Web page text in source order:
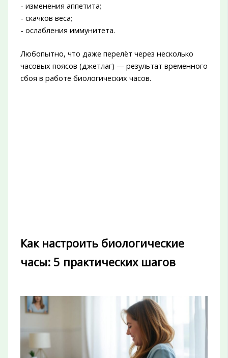
- изменения аппетита;
- скачков веса;
- ослабления иммунитета.
Любопытно, что даже перелёт через несколько
часовых поясов (джетлаг) — результат временного
сбоя в работе биологических часов.
Как настроить биологические
часы: 5 практических шагов